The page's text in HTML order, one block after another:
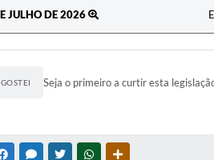
JULHO DE 2026
Seja o primeiro a curtir esta
FACEBOOKMESSENGER
TWITTERWHATSAPP